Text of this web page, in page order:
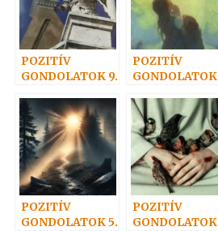
POZITÍV
GONDOLATOK 9.
POZITÍV
GONDOLATOK
POZITÍV
GONDOLATOK 5.
POZITÍV
GONDOLATOK